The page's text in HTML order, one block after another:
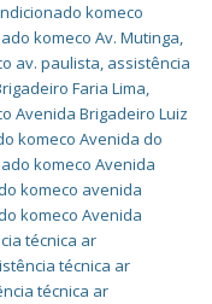
komeco
komeco Av. Mutinga,
av. paulista, assistência
Faria Lima,
Avenida Brigadeiro Luiz
komeco Avenida do
komeco Avenida
komeco avenida
komeco Avenida
técnica ar
técnica ar
técnica ar